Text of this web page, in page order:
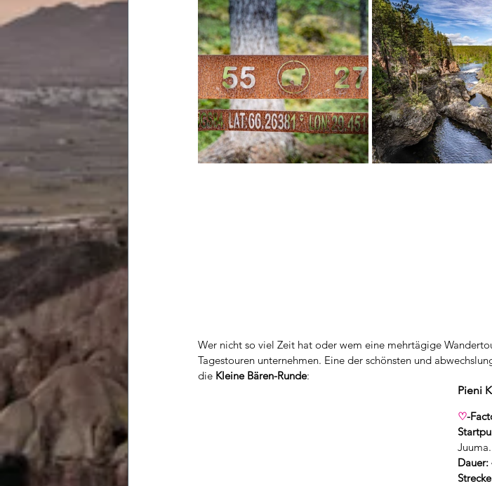
Wer nicht so viel Zeit hat oder wem eine mehrtägige
Tagestouren unternehmen. Eine der schönsten und
die Kleine Bären-Runde:
Pieni
♡-
Juuma.
Dauer: